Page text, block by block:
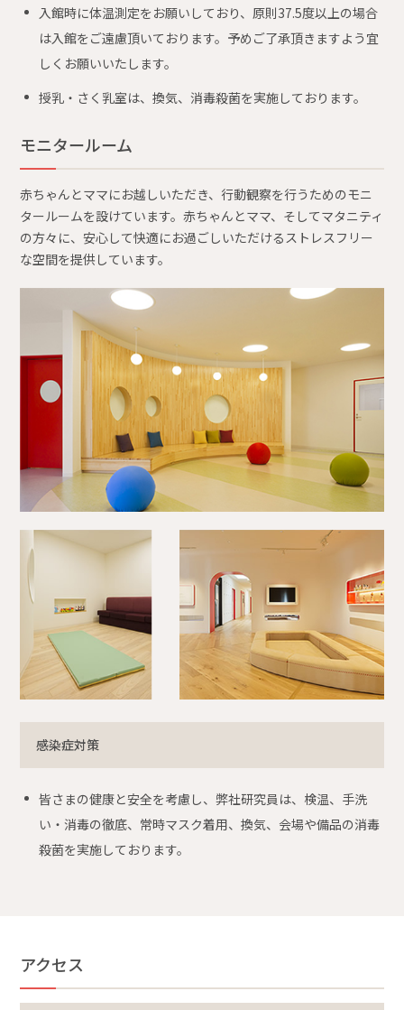
入館時に体温測定をお願いしており、原則37.5度以上の場合
は入館をご遠慮頂いております。予めご了承頂きますよう宜
しくお願いいたします。
授乳・さく乳室は、換気、消毒殺菌を実施しております。
モニタールーム
赤ちゃんとママにお越しいただき、行動観察を行うためのモニ
タールームを設けています。赤ちゃんとママ、そしてマタニティ
の方々に、安心して快適にお過ごしいただけるストレスフリー
な空間を提供しています。
感染症対策
皆さまの健康と安全を考慮し、弊社研究員は、検温、手洗
い・消毒の徹底、常時マスク着用、換気、会場や備品の消毒
殺菌を実施しております。
アクセス